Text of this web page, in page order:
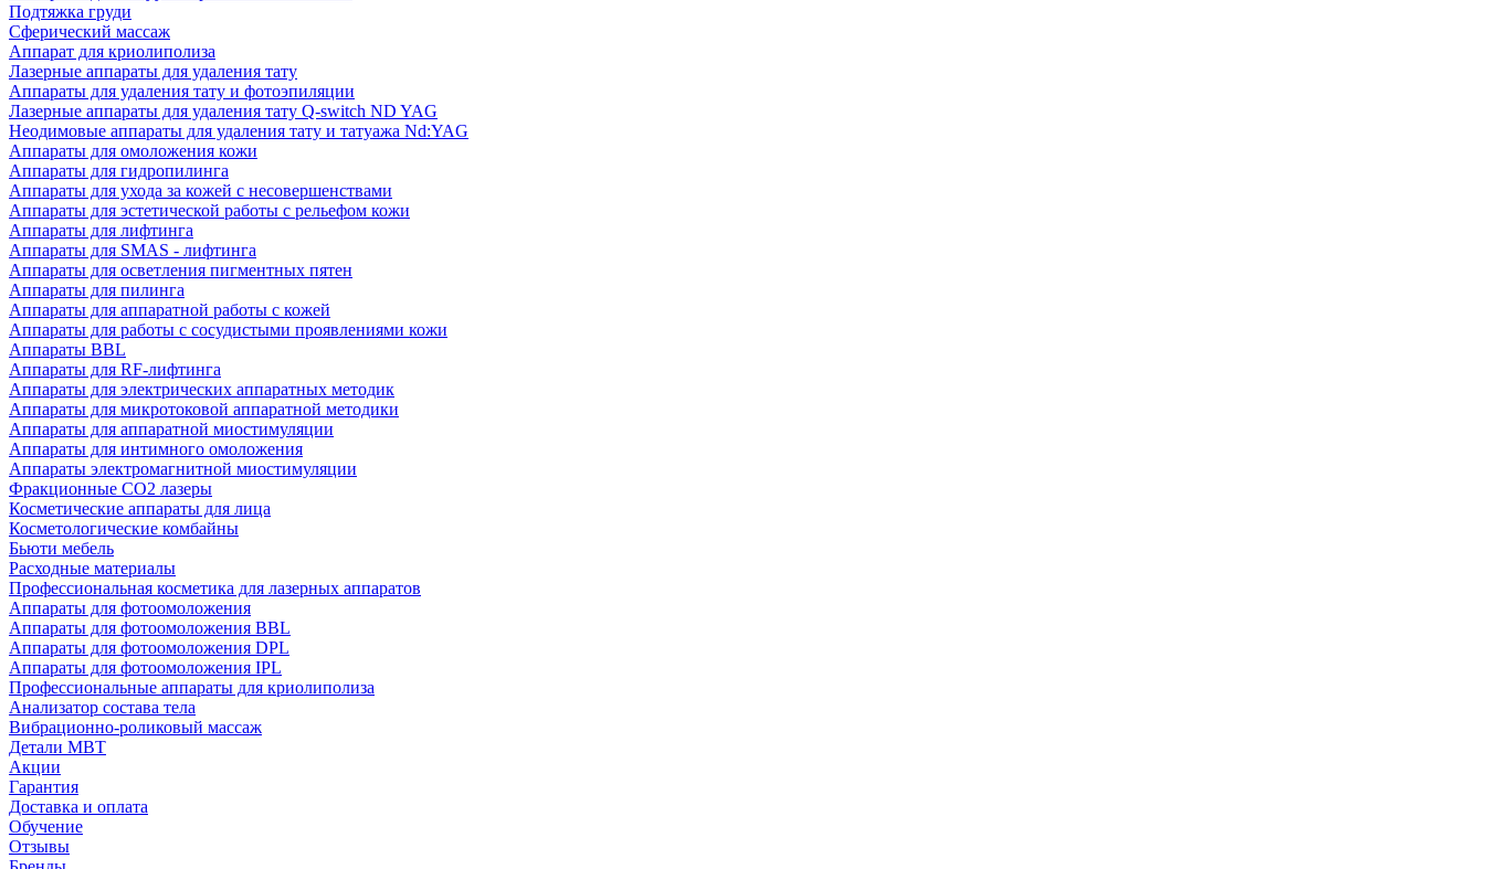
Подтяжка груди
Сферический массаж
Аппарат для криолиполиза
Лазерные аппараты для удаления тату
Аппараты для удаления тату и фотоэпиляции
Лазерные аппараты для удаления тату Q-switch ND YAG
Неодимовые аппараты для удаления тату и татуажа Nd:YAG
Аппараты для омоложения кожи
Аппараты для гидропилинга
Аппараты для ухода за кожей с несовершенствами
Аппараты для эстетической работы с рельефом кожи
Аппараты для лифтинга
Аппараты для SMAS - лифтинга
Аппараты для осветления пигментных пятен
Аппараты для пилинга
Аппараты для аппаратной работы с кожей
Аппараты для работы с сосудистыми проявлениями кожи
Аппараты BBL
Аппараты для RF-лифтинга
Аппараты для электрических аппаратных методик
Аппараты для микротоковой аппаратной методики
Аппараты для аппаратной миостимуляции
Аппараты для интимного омоложения
Аппараты электромагнитной миостимуляции
Фракционные CO2 лазеры
Косметические аппараты для лица
Косметологические комбайны
Бьюти мебель
Расходные материалы
Профессиональная косметика для лазерных аппаратов
Аппараты для фотоомоложения
Аппараты для фотоомоложения BBL
Аппараты для фотоомоложения DPL
Аппараты для фотоомоложения IPL
Профессиональные аппараты для криолиполиза
Анализатор состава тела
Вибрационно-роликовый массаж
Детали MBT
Акции
Гарантия
Доставка и оплата
Обучение
Отзывы